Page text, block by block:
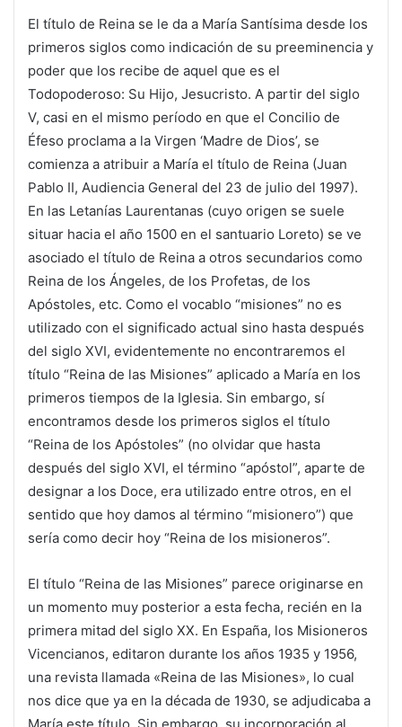
El título de Reina se le da a María Santísima desde los
primeros siglos como indicación de su preeminencia y
poder que los recibe de aquel que es el
Todopoderoso: Su Hijo, Jesucristo. A partir del siglo
V, casi en el mismo período en que el Concilio de
Éfeso proclama a la Virgen ‘Madre de Dios’, se
comienza a atribuir a María el título de Reina (Juan
Pablo II, Audiencia General del 23 de julio del 1997).
En las Letanías Laurentanas (cuyo origen se suele
situar hacia el año 1500 en el santuario Loreto) se ve
asociado el título de Reina a otros secundarios como
Reina de los Ángeles, de los Profetas, de los
Apóstoles, etc. Como el vocablo “misiones” no es
utilizado con el significado actual sino hasta después
del siglo XVI, evidentemente no encontraremos el
título “Reina de las Misiones” aplicado a María en los
primeros tiempos de la Iglesia. Sin embargo, sí
encontramos desde los primeros siglos el título
“Reina de los Apóstoles” (no olvidar que hasta
después del siglo XVI, el término “apóstol”, aparte de
designar a los Doce, era utilizado entre otros, en el
sentido que hoy damos al término “misionero”) que
sería como decir hoy “Reina de los misioneros”.
El título “Reina de las Misiones” parece originarse en
un momento muy posterior a esta fecha, recién en la
primera mitad del siglo XX. En España, los Misioneros
Vicencianos, editaron durante los años 1935 y 1956,
una revista llamada «Reina de las Misiones», lo cual
nos dice que ya en la década de 1930, se adjudicaba a